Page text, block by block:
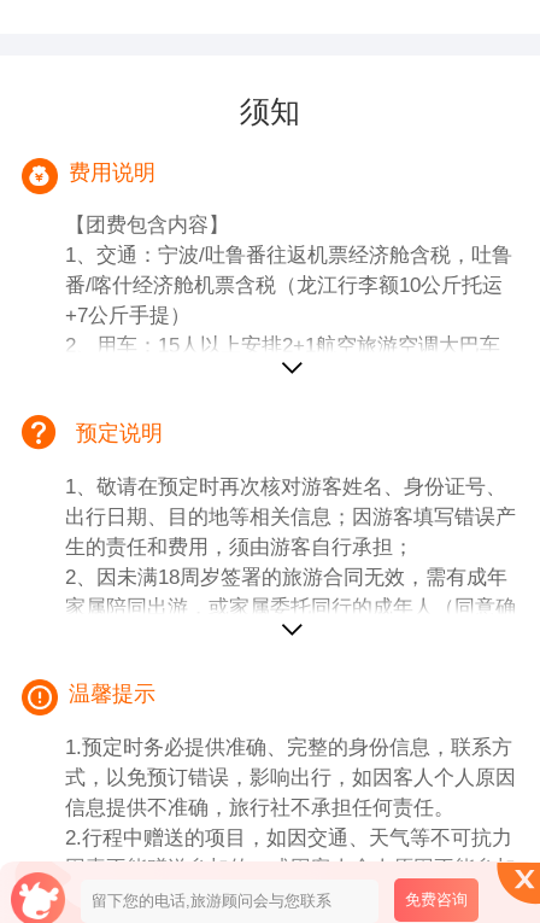
须知
费用说明
【团费包含内容】
1、交通：宁波/吐鲁番往返机票经济舱含税，吐鲁
番/喀什经济舱机票含税（龙江行李额10公斤托运
+7公斤手提）
2、用车：15人以上安排2+1航空旅游空调大巴车
3、门票：含行程所列景点首道门票+区间车，如客
票前跟导游沟通，优惠证件景区核实后，可退优
退）。如遇门票价格调整，涨价部分由客人自理！
赠送项目若无法参观或客人放弃游览的所有费用不
退不免！不做等价交换！
4、住宿：全程精选6晚网评4钻酒店+1晚网评3钻
酒店，酒店房间按2人核算，单人请补房差；
二三线城市相比；乡镇、山区、景区酒店又比城市
酒店差一到二个档次，请团友做好心理准备
参考酒店（不得指定酒店）
吐鲁番昆塔温德姆或同级*2晚
喀什凯里亚德或同级（携程4钻双人标间，含早）
塔县柏纳或同级（携程4钻双人标间，含早）
巴楚锦疆国际或同级（携程3钻双人标间，含早）
库车饭店或同级（携程4钻双人标间，含早）
预定说明
1、敬请在预定时再次核对游客姓名、身份证号、
出行日期、目的地等相关信息；因游客填写错误产
生的责任和费用，须由游客自行承担；
2、因未满18周岁签署的旅游合同无效，需有成年
家属陪同出游，或家属委托同行的成年人（同意确
名；
温馨提示
1.预定时务必提供准确、完整的身份信息，联系方
式，以免预订错误，影响出行，如因客人个人原因
信息提供不准确，旅行社不承担任何责任。
2.行程中赠送的项目，如因交通、天气等不可抗力
因素不能赠送参加的，或因客人个人原因不能参加
的，无费用退还。
免费咨询